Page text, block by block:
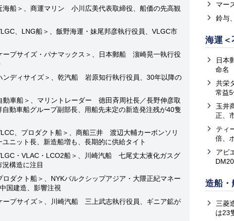
海船＞、商運マリン 小川広美代表取締役、船価の先高観
、LNG船＞、飯野海運・妹尾邦彦執行役員、VLGC市
ープサイズ・パナマックス＞、日本郵船 濵崎晃一執行役
ンディサイズ＞、乾汽船 岩原知行執行役員、30年以降の
動車船＞、マリントレーダー 徳田斉周社長／長野伸彦取
動車船グループ副部長、用船先未定の新造発注残が40隻
、プロダクト船＞、商船三井 渡辺大輔カーボンソリ
ニット長、新造船増も、長期的に供給タイト
・VLAC・LCO2船＞、川崎汽船 七尾丈太液化ガスグ
構造に注目
ダクト船＞、NYKバルクシップアジア・大隈正紀マネー
国建造、影響注視
ープサイズ＞、川崎汽船 三上武志執行役員、ギニア鉱が
マー
鈴与
海運＜
日本
命名
共栄
常益5
玉井
正、
ティ
倍、
アビ
造船・
三菱
は23